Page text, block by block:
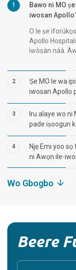
1
Bawo ni MO
iwosan
O le ṣe
Apollo
ìwòsàn náà.
2
Ṣe MO le wa
iwosan Apollo
3
Iru alaye wo ni
pade iṣoogun
4
Njẹ Emi yoo
ni Awọn ile-
Wo Gbogbo
Beere